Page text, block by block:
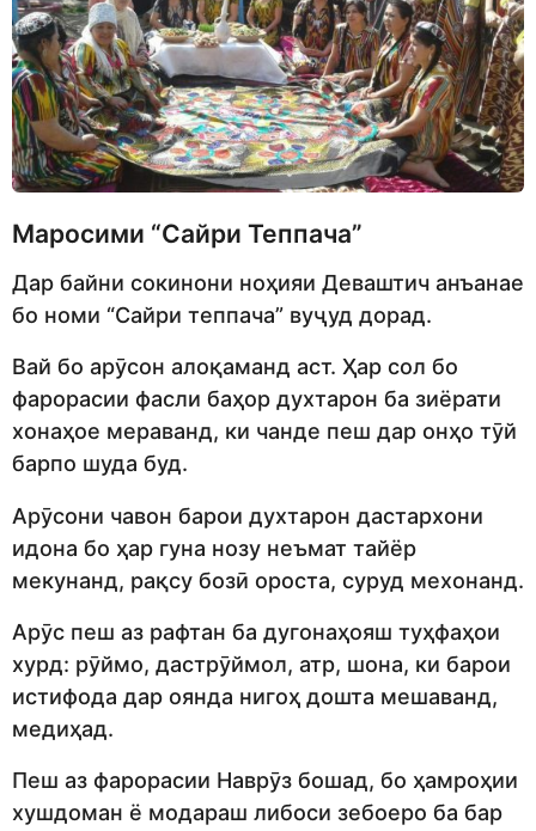
Маросими “Сайри Теппача”
Дар байни сокинони ноҳияи Деваштич анъанае
бо номи “Сайри теппача” вуҷуд дорад.
Вай бо арӯсон алоқаманд аст. Ҳар сол бо
фарорасии фасли баҳор духтарон ба зиёрати
хонаҳое мераванд, ки чанде пеш дар онҳо тӯй
барпо шуда буд.
Арӯсони чавон барои духтарон дастархони
идона бо ҳар гуна нозу неъмат тайёр
мекунанд, рақсу бозӣ ороста, суруд мехонанд.
Арӯс пеш аз рафтан ба дугонаҳояш туҳфаҳои
хурд: рӯймо, дастрӯймол, атр, шона, ки барои
истифода дар оянда нигоҳ дошта мешаванд,
медиҳад.
Пеш аз фарорасии Наврӯз бошад, бо ҳамроҳии
хушдоман ё модараш либоси зебоеро ба бар